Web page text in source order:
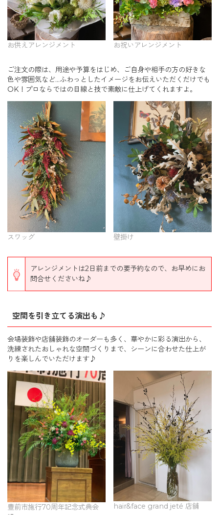
お供えアレンジメント お祝いアレンジメント
ご注文の際は、用途や予算をはじめ、ご自身や相手の方の好きな
色や雰囲気など…ふわっとしたイメージをお伝えいただくだけでも
OK！プロならではの目線と技で素敵に仕上げてくれますよ。
スワッグ 壁掛け
アレンジメントは2日前までの要予約なので、お早めにお
問合せくださいね♪
空間を引き立てる演出も♪
会場装飾や店舗装飾のオーダーも多く、華やかに彩る演出から、
洗練されたおしゃれな空間づくりまで、シーンに合わせた仕上が
りを楽しんでいただけます♪
豊前市施行70周年記念式典会
hair&face grand jeté 店舗